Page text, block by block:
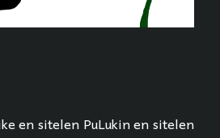
en sitelen PuLukin en sitelen